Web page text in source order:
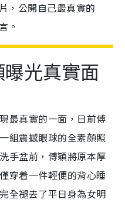
，公開自己最真實的
。
光真實面
最真實的一面，日前傅
組震撼眼球的全素顏照
手盆前，傅穎將原本厚
穿着一件輕便的背心睡
全褪去了平日身為女明